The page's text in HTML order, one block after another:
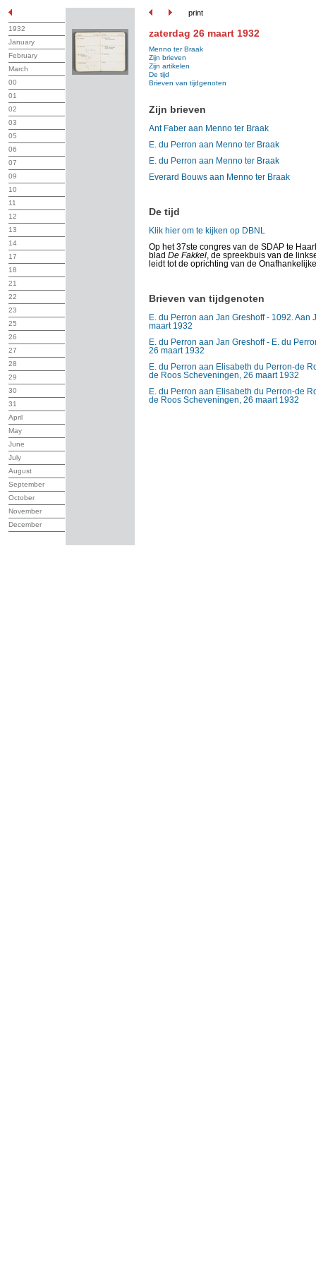
print
1932
January
February
March
00
01
02
03
05
06
07
09
10
11
12
13
14
17
18
21
22
23
25
26
27
28
29
30
31
April
May
June
July
August
September
October
November
December
zaterdag 26 maart 1932
Menno ter Braak
Zijn brieven
Zijn artikelen
De tijd
Brieven van tijdgenoten
Zijn brieven
Ant Faber aan Menno ter Braak
E. du Perron aan Menno ter Braak
E. du Perron aan Menno ter Braak
Everard Bouws aan Menno ter Braak
De tijd
Klik hier om te kijken op DBNL
Op het 37ste congres van de SDAP te
blad De Fakkel , de spreekbuis van de
leidt tot de oprichting van de
Brieven van tijdgenoten
E. du Perron aan Jan Greshoff - 1092. Aan
maart 1932
E. du Perron aan Jan Greshoff - E. du
26 maart 1932
E. du Perron aan Elisabeth du Perron-de
de Roos Scheveningen, 26 maart 1932
E. du Perron aan Elisabeth du Perron-de
de Roos Scheveningen, 26 maart 1932